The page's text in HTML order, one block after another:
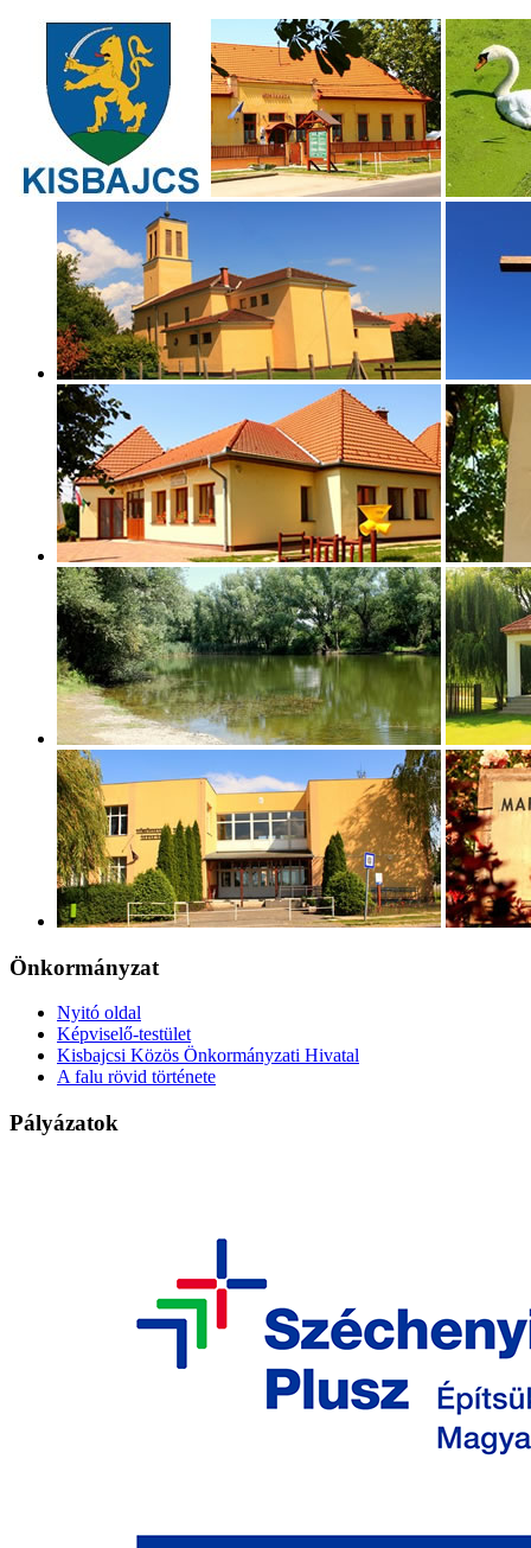
Önkormányzat
Nyitó oldal
Képviselő-testület
Kisbajcsi Közös Önkormányzati Hivatal
A falu rövid története
Pályázatok